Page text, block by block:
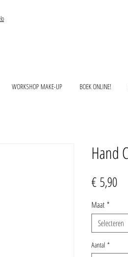
WORKSHOP MAKE-UP BOEK ONLINE!
Hand
€ 5,90Prijs
Maat*
Selecteren
Aantal *